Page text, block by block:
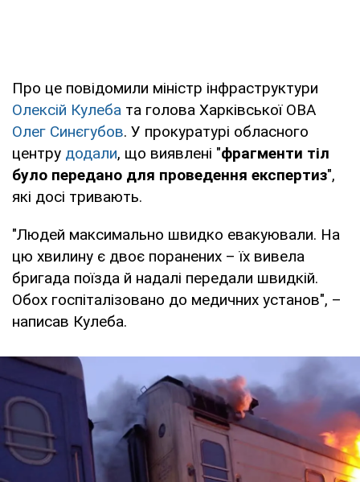
Про це повідомили міністр інфраструктури
Олексій Кулеба та голова Харківської ОВА
Олег Синєгубов. У прокуратурі обласного
центру додали, що виявлені "фрагменти тіл
було передано для проведення експертиз",
які досі тривають.
"Людей максимально швидко евакуювали. На
цю хвилину є двоє поранених – їх вивела
бригада поїзда й надалі передали швидкій.
Обох госпіталізовано до медичних установ", –
написав Кулеба.